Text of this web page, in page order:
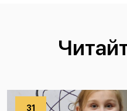
31